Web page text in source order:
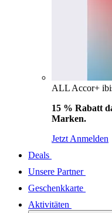
ALL Accor+
15 % Rabatt
Marken.
Jetzt Anmelden
Deals
Unsere Partner
Geschenkkarte
Aktivitäten